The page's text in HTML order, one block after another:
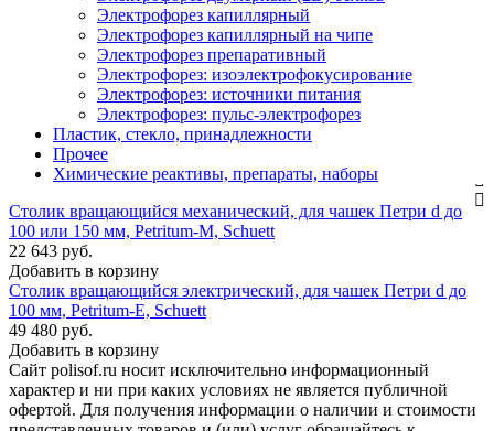
Электрофорез капиллярный
Электрофорез капиллярный на чипе
Электрофорез препаративный
Электрофорез: изоэлектрофокусирование
Электрофорез: источники питания
Электрофорез: пульс-электрофорез
Пластик, стекло, принадлежности
Прочее
Химические реактивы, препараты, наборы
Столик вращающийся механический, для чашек Петри d до
100 или 150 мм, Petritum-M, Schuett
22 643 руб.
Добавить в корзину
Столик вращающийся электрический, для чашек Петри d до
100 мм, Petritum-E, Schuett
49 480 руб.
Добавить в корзину
Сайт polisof.ru носит исключительно информационный
характер и ни при каких условиях не является публичной
офертой. Для получения информации о наличии и стоимости